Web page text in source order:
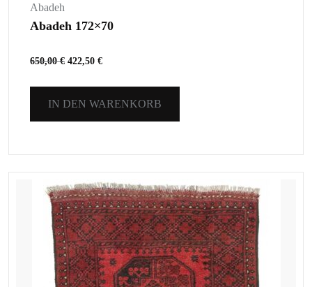
Abadeh
Abadeh 172×70
650,00€ 422,50 €
IN DEN WARENKORB